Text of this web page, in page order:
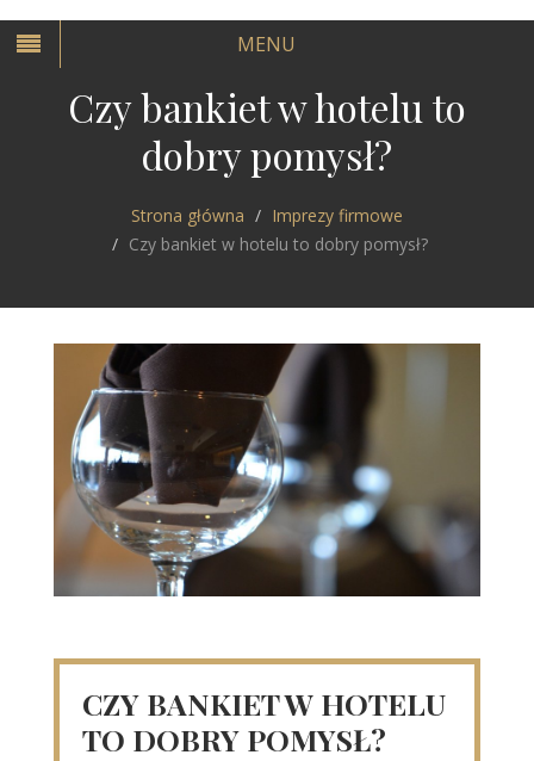
MENU
Czy bankiet w hotelu to
dobry pomysł?
Strona główna
Imprezy firmowe
Czy bankiet w hotelu to dobry pomysł?
CZY BANKIET W HOTELU
TO DOBRY POMYSŁ?